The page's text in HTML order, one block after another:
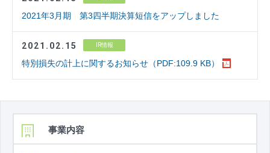
2021年3月期 第3四半期決算短信をアップしました
2021.02.15 IR情報
特別損失の計上に関するお知らせ（PDF:109.9 KB）
事業内容